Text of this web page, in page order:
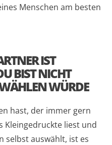
Menschen am besten
IST
BIST NICHT
WÜRDE
hast, der immer gern
Kleingedruckte liest und
selbst auswählt, ist es